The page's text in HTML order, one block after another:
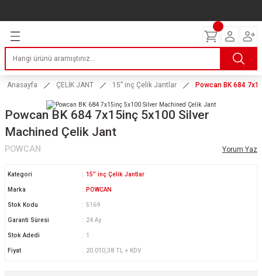
Lastikleri
Hız Lastikleri
ve Fren Yağları
Anasayfa ÇELİK JANT 15” inç Çelik Jantlar Powcan BK 684
Powcan BK 684 7x15inç 5x100 Silver
Machined Çelik Jant
POWCAN Yorum Yaz
Kategori 15” inç Çelik Jantlar
Marka POWCAN
Stok Kodu 5169
Garanti Süresi 24 Ay
Stok Adedi 1
Fiyat 20.010,38 TL + KDV